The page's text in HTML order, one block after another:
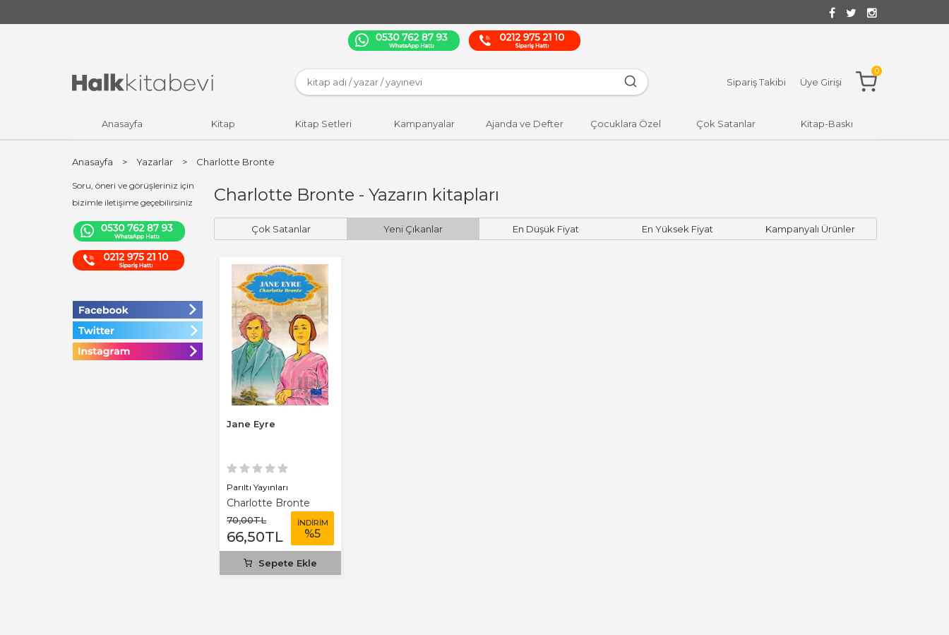
Sipariş Takibi Üye Girişi
0
Anasayfa Kitap Kitap Setleri Kampanyalar Ajanda ve Defter Çocuklara Özel Çok Satanlar Kitap-Baskı
Soru, öneri ve görüşleriniz için
bizimle iletişime geçebilirsiniz
Anasayfa > Yazarlar > Charlotte Bronte
Charlotte Bronte - Yazarın kitapları
Çok Satanlar Yeni Çıkanlar En Düşük Fiyat En Yüksek Fiyat Kampanyalı Ürünler
Jane Eyre
Parıltı Yayınları
Charlotte Bronte
70,00TL
66,50TL
İNDİRİM
%5
Sepete Ekle